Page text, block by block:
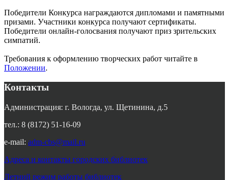
Победители Конкурса награждаются дипломами и памятными
призами. Участники конкурса получают сертификаты.
Победители онлайн-голосвания получают приз зрительских
симпатий.
Требования к оформлению творческих работ читайте в
Положении.
Контакты
Администрация: г. Вологда, ул. Щетинина, д.5
тел.: 8 (8172) 51-16-09
e-mail: adm-cbs@mail.ru
Адреса и контакты городских библиотек
Летний режим работы библиотек